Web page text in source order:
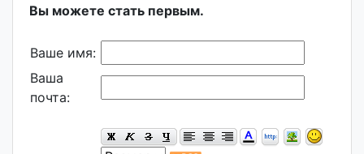
Вы можете стать первым.
Ваше имя:
Ваша
почта: